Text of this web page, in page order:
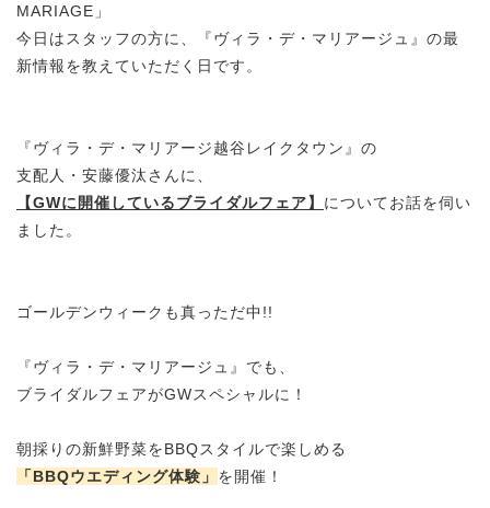
MARIAGE」
今日はスタッフの方に、『ヴィラ・デ・マリアージュ』の最
新情報を教えていただく日です。
『ヴィラ・デ・マリアージ越谷レイクタウン』の
支配人・安藤優汰さんに、
【GWに開催しているブライダルフェア】 についてお話を伺い
ました。
ゴールデンウィークも真っただ中!!
『ヴィラ・デ・マリアージュ』でも、
ブライダルフェアがGWスペシャルに！
朝採りの新鮮野菜をBBQスタイルで楽しめる
「BBQウエディング体験」 を開催！